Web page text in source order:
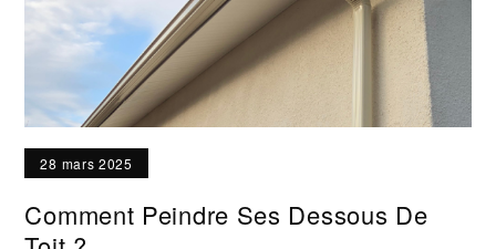
28 mars 2025
Comment Peindre Ses Dessous De